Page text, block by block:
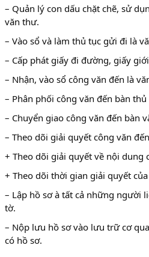
– Quản lý con dấu chặt chẽ, sử
văn thư.
– Vào sổ và làm thủ tục gửi đi là
– Cấp phát giấy đi đường, giấy
– Nhận, vào sổ công văn đến là
– Phân phối công văn đến bàn
– Chuyển giao công văn đến bàn
– Theo dõi giải quyết công văn đến
+ Theo dõi giải quyết về nội dung
+ Theo dõi thời gian giải quyết
– Lập hồ sơ à tất cả những người
tờ.
– Nộp lưu hồ sơ vào lưu trữ cơ
có hồ sơ.